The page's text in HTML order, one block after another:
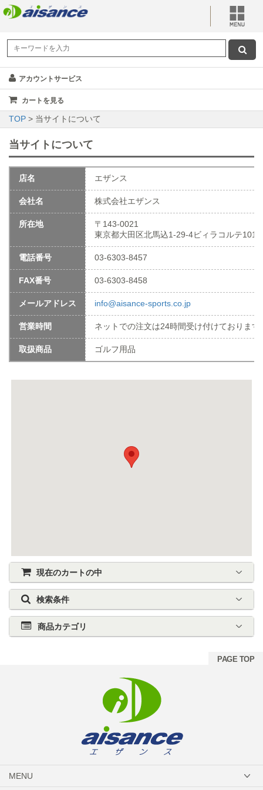
アカウントサービス
カートを見る
TOP > 当サイトについて
当サイトについて
店名 エザンス
会社名 株式会社エザンス
所在地
〒143-0021
東京都大田区北馬込1-29-4ビィラコルテ101
電話番号 03-6303-8457
FAX番号 03-6303-8458
メールアドレス info@aisance-sports.co.jp
営業時間 ネットでの注文は24時間受け付けておりま
取扱商品 ゴルフ用品
現在のカートの中
検索条件
商品カテゴリ
PAGE TOP
MENU